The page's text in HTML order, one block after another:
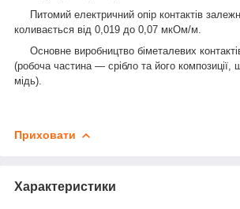
Питомий електричний опір контактів
коливається від 0,019 до 0,07 мкОм/м.
Основне виробництво біметалевих
(робоча частина — срібло та його композиції,
мідь).
Приховати
Характеристики